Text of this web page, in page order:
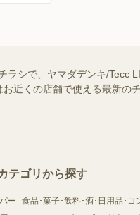
シで、ヤマダデンキ/Tecc
近くの店舗で使える最新の
テゴリから探す
ー 食品･菓子･飲料･酒･日用品･コ